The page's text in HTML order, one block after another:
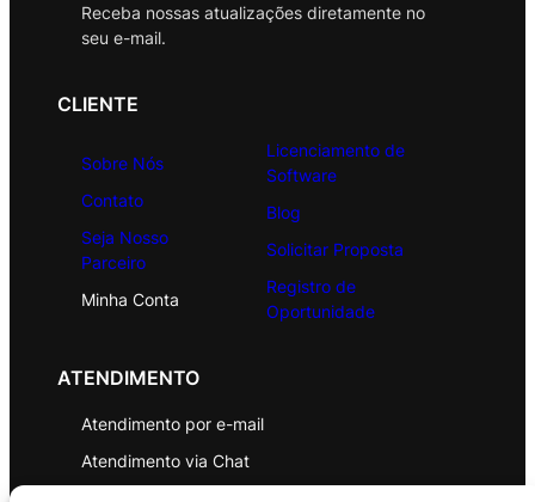
Receba nossas atualizações diretamente no
seu e-mail.
CLIENTE
Sobre Nós
Contato
Seja Nosso
Parceiro
Minha Conta
Licenciamento de
Software
Blog
Solicitar Proposta
Registro de
Oportunidade
ATENDIMENTO
Atendimento por e-mail
Atendimento via Chat